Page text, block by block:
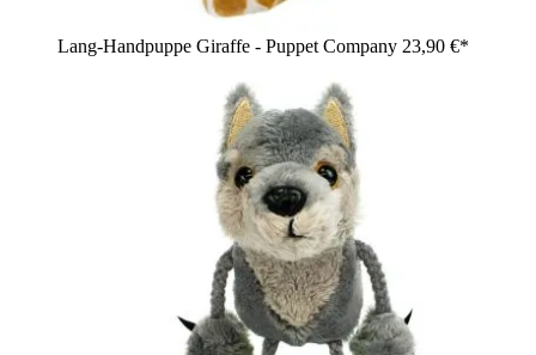
Lang-Handpuppe Giraffe - Puppet Company 23,90 €*